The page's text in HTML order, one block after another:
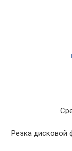
Резка дисковой